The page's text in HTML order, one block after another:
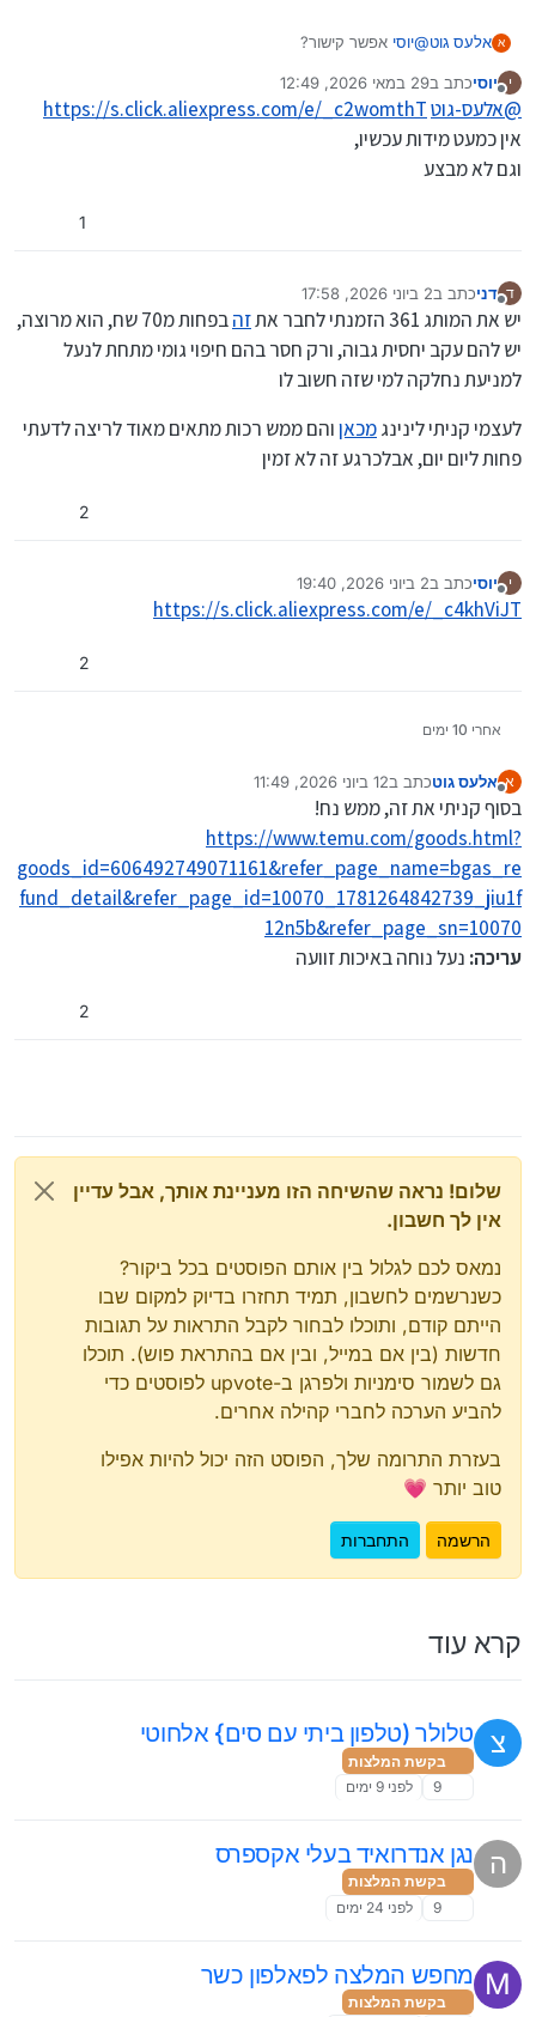
א אלעס גוט@יוסי אפשר קישור?
י
מנותק
יוסיכתב ב29 במאי 2026, 12:49
נערך לאחרונה על ידי
@אלעס-גוטhttps://s.click.aliexpress.com/e/_c2womthT
אין כמעט מידות עכשיו,
וגם לא מבצע
1
ד
מנותק
דניכתב ב2 ביוני 2026, 17:58
נערך לאחרונה על ידי
יש את המותג 361 הזמנתי לחבר את זה
בפחות מ70 שח, הוא מרוצה,
יש להם עקב יחסית גבוה, ורק חסר בהם חיפוי גומי מתחת לנעל
למניעת נחלקה למי שזה חשוב לו
לעצמי קניתי לינינגמכאןוהם ממש רכות מתאים מאוד לריצה לדעתי
פחות ליום יום, אבלכרגע זה לא זמין
2
י
מנותק
יוסיכתב ב2 ביוני 2026, 19:40
נערך לאחרונה על ידי יצחק
https://s.click.aliexpress.com/e/_c4khViJT
2
אחרי 10 ימים
א
מנותק
אלעס גוטכתב ב12 ביוני 2026, 11:49
נערך לאחרונה על ידי אלעס גוט
בסוף קניתי את זה, ממש נח!
https://www.temu.com/goods.html?
goods_id=606492749071161&refer_page_name=bgas_re
fund_detail&refer_page_id=10070_1781264842739_jiu1f
12n5b&refer_page_sn=10070
עריכה: נעל נוחה באיכות זוועה
2
שלום! נראה שהשיחה הזו מעניינת אותך, אבל עדיין
אין לך חשבון.
נמאס לכם לגלול בין אותם הפוסטים בכל ביקור?
כשנרשמים לחשבון, תמיד תחזרו בדיוק למקום שבו
הייתם קודם, ותוכלו לבחור לקבל התראות על תגובות
חדשות (בין אם במייל, ובין אם בהתראת פוש). תוכלו
גם לשמור סימניות ולפרגן ב-upvote לפוסטים כדי
להביע הערכה לחברי קהילה אחרים.
בעזרת התרומה שלך, הפוסט הזה יכול להיות אפילו
טוב יותר 💗
הרשמה התחברות
קרא עוד
צ טלולר (טלפון ביתי עם סים} אלחוטי
בקשת המלצות
9
לפני 9 ימים
ה נגן אנדרואיד בעלי אקספרס
בקשת המלצות
9
לפני 24 ימים
M מחפש המלצה לפאלפון כשר
בקשת המלצות